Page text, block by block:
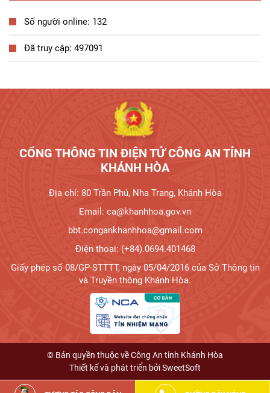
Số người online: 132
Đã truy cập: 497091
CỔNG THÔNG TIN ĐIỆN TỬ CÔNG AN TỈNH
KHÁNH HÒA
Địa chỉ: 80 Trần Phú, Nha Trang, Khánh Hòa
Email: ca@khanhhoa.gov.vn
bbt.congankhanhhoa@gmail.com
Điện thoại: (+84).0694.401468
Giấy phép số 08/GP-STTTT, ngày 05/04/2016 của Sở Thông tin
và Truyền thông Khánh Hòa.
© Bản quyền thuộc về Công An tỉnh Khánh Hòa
Thiết kế và phát triển bởiSweetSoft